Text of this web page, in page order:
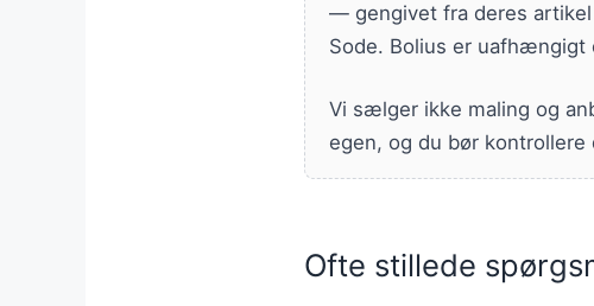
— gengivet fra deres artikel
Sode. Bolius er uafhængigt
Vi sælger ikke maling og
egen, og du bør
Ofte stillede